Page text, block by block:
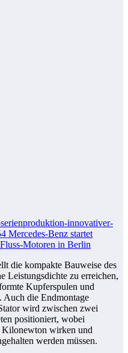
die kompakte Bauweise des
Leistungsdichte zu erreichen,
Kupferspulen und
Auch die Endmontage
wird zwischen zwei
positioniert, wobei
Kilonewton wirken und
werden müssen.